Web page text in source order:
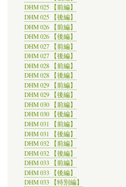
DHM 025 【前編】
DHM 025 【後編】
DHM 026 【前編】
DHM 026 【後編】
DHM 027 【前編】
DHM 027 【後編】
DHM 028 【前編】
DHM 028 【後編】
DHM 029 【前編】
DHM 029 【後編】
DHM 030 【前編】
DHM 030 【後編】
DHM 031 【前編】
DHM 031 【後編】
DHM 032 【前編】
DHM 032 【後編】
DHM 033 【前編】
DHM 033 【後編】
DHM 033 【特別編】